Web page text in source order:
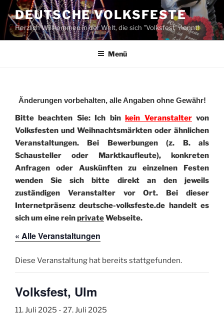
Zum
Inhalt
springen
DEUTSCHE VOLKSFESTE
Herzlich Willkommen in der Welt, die sich "Volksfest" nennt!
Menü
Änderungen vorbehalten, alle Angaben ohne Gewähr!
Bitte beachten Sie: Ich binkein Veranstaltervon
Volksfesten und Weihnachtsmärkten oder ähnlichen
Veranstaltungen. Bei Bewerbungen (z. B. als
Schausteller oder Marktkaufleute), konkreten
Anfragen oder Auskünften zu einzelnen Festen
wenden Sie sich bitte direkt an den jeweils
zuständigen Veranstalter vor Ort. Bei dieser
Internetpräsenz deutsche-volksfeste.de handelt es
sich um eine reinprivateWebseite.
« Alle Veranstaltungen
Diese Veranstaltung hat bereits stattgefunden.
Volksfest, Ulm
11. Juli 2025 - 27. Juli 2025